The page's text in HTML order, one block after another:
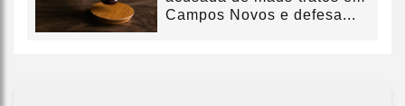
Campos Novos e defesa...